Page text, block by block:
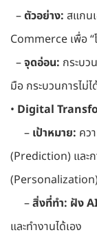
–ตัวอย่าง: สแกน
Commerce เพื่อ “
–จุดอ่อน: กระบว
มือ กระบวนการไม่
• Digital
– เป้าหมาย: คว
(Prediction) และ
–สิ่งที่ทำ: ฝัง
และทำงานได้เอง